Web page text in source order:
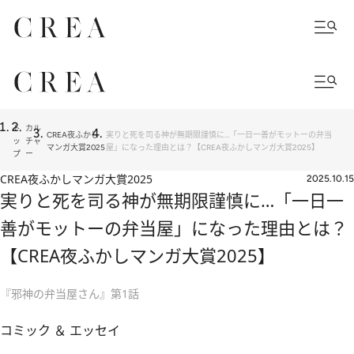
ト
ッ
プ
カル
チャ
ー
CREA夜ふかし
マンガ大賞2025
実りと死を司る神が無期限謹慎に…「一日一善がモットーの弁当
屋」になった理由とは？【CREA夜ふかしマンガ大賞2025】
CREA夜ふかしマンガ大賞2025 2025.10.15
実りと死を司る神が無期限謹慎に…「一日一
善がモットーの弁当屋」になった理由とは？
【CREA夜ふかしマンガ大賞2025】
『邪神の弁当屋さん』第1話
コミック ＆ エッセイ